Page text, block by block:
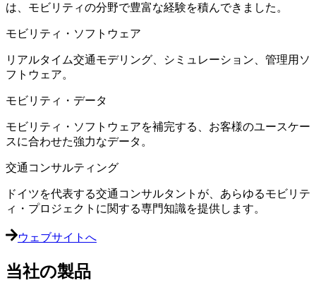
は、モビリティの分野で豊富な経験を積んできました。
モビリティ・ソフトウェア
リアルタイム交通モデリング、シミュレーション、管理用ソ
フトウェア。
モビリティ・データ
モビリティ・ソフトウェアを補完する、お客様のユースケー
スに合わせた強力なデータ。
交通コンサルティング
ドイツを代表する交通コンサルタントが、あらゆるモビリテ
ィ・プロジェクトに関する専門知識を提供します。
ウェブサイトへ
当社の製品